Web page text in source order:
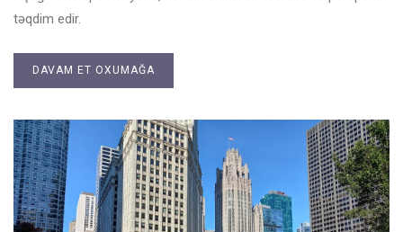
təqdim edir.
DAVAM ET OXUMAĞA